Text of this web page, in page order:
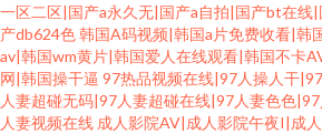
一区二区|国产a永久无|国产a自拍|国产bt在线
产db624色韩国A码视频|韩国a片免费收看|韩
av|韩国wm黄片|韩国爱人在线观看|韩国不卡
网|韩国操干逼 97热品视频在线|97人操人干
人妻超碰无码|97人妻超碰在线|97人妻色色
人妻视频在线 成人影院AV|成人影院午夜I|成